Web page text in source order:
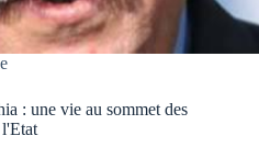
: une vie au sommet des